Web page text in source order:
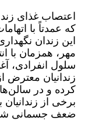
اعتصاب غذای
که عمدتاً با
سلول انفرادی،
زندانیان معترض
کرده و در
برخی از زندانیان
ضعف جسمانی